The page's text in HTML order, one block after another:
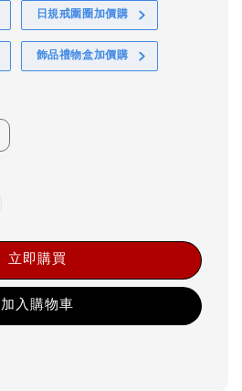
日規戒圍圈加價購
飾品禮物盒加價購
立即購買
加入購物車